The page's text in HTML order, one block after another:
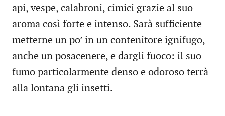
api, vespe, calabroni, cimici grazie al suo
aroma così forte e intenso. Sarà sufficiente
metterne un po’ in un contenitore ignifugo,
anche un posacenere, e dargli fuoco: il suo
fumo particolarmente denso e odoroso terrà
alla lontana gli insetti.